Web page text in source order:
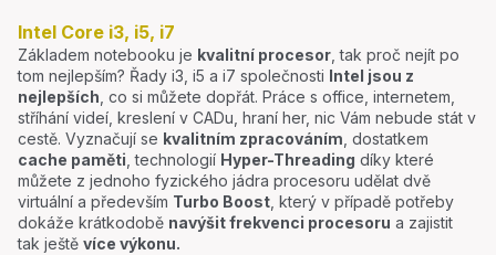
Intel Core i3, i5, i7
Základem notebooku je kvalitní procesor, tak proč nejít po
tom nejlepším? Řady i3, i5 a i7 společnosti Intel jsou z
nejlepších, co si můžete dopřát. Práce s office, internetem,
stříhání videí, kreslení v CADu, hraní her, nic Vám nebude stát v
cestě. Vyznačují se kvalitním zpracováním, dostatkem
cache paměti, technologií Hyper-Threading díky které
můžete z jednoho fyzického jádra procesoru udělat dvě
virtuální a především Turbo Boost, který v případě potřeby
dokáže krátkodobě navýšit frekvenci procesoru a zajistit
tak ještě více výkonu.